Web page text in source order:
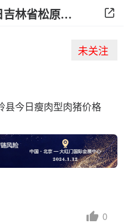
2019年11月3日吉林省松原市长岭县今日生猪价格
未关注
县今日瘦肉型肉猪价格
0